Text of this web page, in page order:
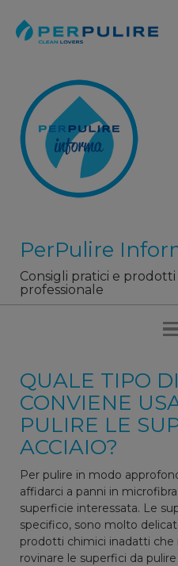
PerPulire
Consigli pratici e
professionale
QUALE TIPO
CONVIENE
PULIRE LE
ACCIAIO?
Per pulire in modo
affidarci a panni in
superficie interessata. Le
specifico, sono molto
prodotti chimici inadatti che
rovinare le superfici da